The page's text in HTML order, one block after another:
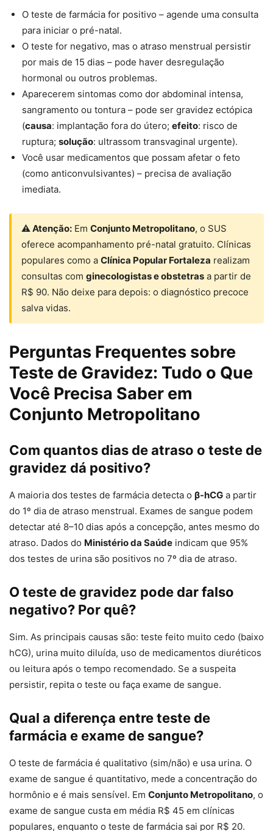
O teste de farmácia for positivo – agende uma consulta
para iniciar o pré-natal.
O teste for negativo, mas o atraso menstrual persistir
por mais de 15 dias – pode haver desregulação
hormonal ou outros problemas.
Aparecerem sintomas como dor abdominal intensa,
sangramento ou tontura – pode ser gravidez ectópica
(causa: implantação fora do útero; efeito: risco de
ruptura; solução: ultrassom transvaginal urgente).
Você usar medicamentos que possam afetar o feto
(como anticonvulsivantes) – precisa de avaliação
imediata.
⚠ Atenção: Em Conjunto Metropolitano, o SUS
oferece acompanhamento pré-natal gratuito. Clínicas
populares como a Clínica Popular Fortaleza realizam
consultas com ginecologistas e obstetras a partir de
R$ 90. Não deixe para depois: o diagnóstico precoce
salva vidas.
Perguntas Frequentes sobre
Teste de Gravidez: Tudo o Que
Você Precisa Saber em
Conjunto Metropolitano
Com quantos dias de atraso o teste de
gravidez dá positivo?
A maioria dos testes de farmácia detecta o β-hCG a partir
do 1º dia de atraso menstrual. Exames de sangue podem
detectar até 8–10 dias após a concepção, antes mesmo do
atraso. Dados do Ministério da Saúde indicam que 95%
dos testes de urina são positivos no 7º dia de atraso.
O teste de gravidez pode dar falso
negativo? Por quê?
Sim. As principais causas são: teste feito muito cedo (baixo
hCG), urina muito diluída, uso de medicamentos diuréticos
ou leitura após o tempo recomendado. Se a suspeita
persistir, repita o teste ou faça exame de sangue.
Qual a diferença entre teste de
farmácia e exame de sangue?
O teste de farmácia é qualitativo (sim/não) e usa urina. O
exame de sangue é quantitativo, mede a concentração do
hormônio e é mais sensível. Em Conjunto Metropolitano, o
exame de sangue custa em média R$ 45 em clínicas
populares, enquanto o teste de farmácia sai por R$ 20.